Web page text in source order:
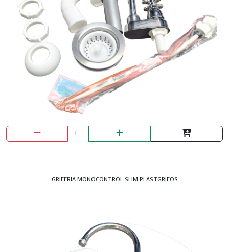
GRIFERIA MONOCONTROL SLIM PLASTGRIFOS